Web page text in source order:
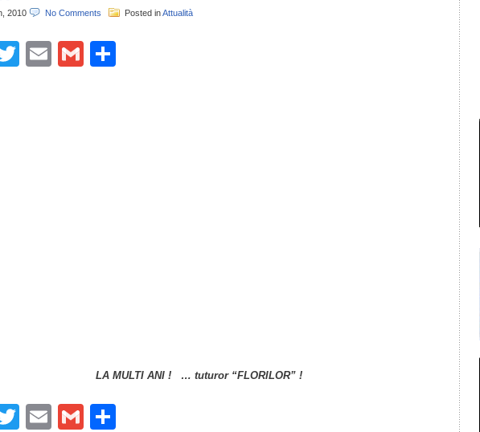
2010 No Comments Posted inAttualità
TwitterEmailGmail
LA MULTI ANI ! … tuturor “FLORILOR” !
TwitterEmailGmail